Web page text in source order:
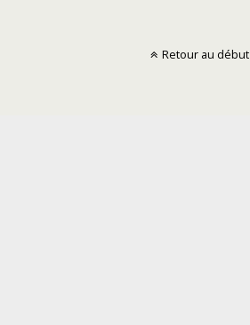
Retour au début